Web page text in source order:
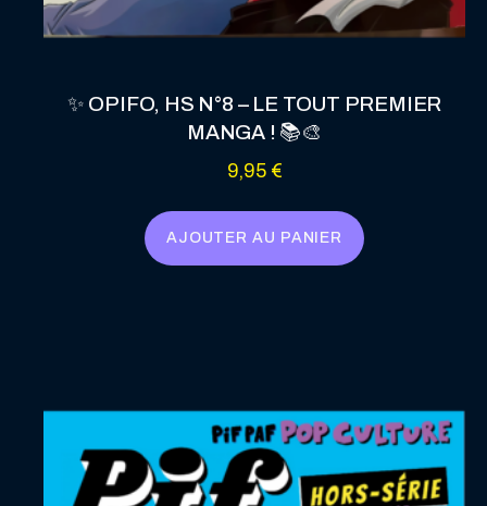
✨ OPIFO, HS N°8 – LE TOUT PREMIER
MANGA ! 📚🎨
9,95 €
AJOUTER AU PANIER